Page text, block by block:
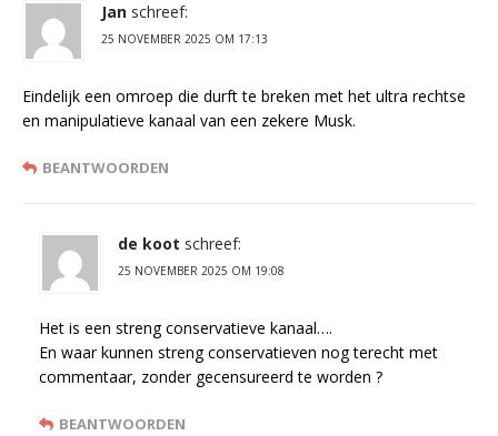
Jan schreef:
25 NOVEMBER 2025 OM 17:13
Eindelijk een omroep die durft te breken met het ultra rechtse
en manipulatieve kanaal van een zekere Musk.
BEANTWOORDEN
de koot schreef:
25 NOVEMBER 2025 OM 19:08
Het is een streng conservatieve kanaal….
En waar kunnen streng conservatieven nog terecht met
commentaar, zonder gecensureerd te worden ?
BEANTWOORDEN